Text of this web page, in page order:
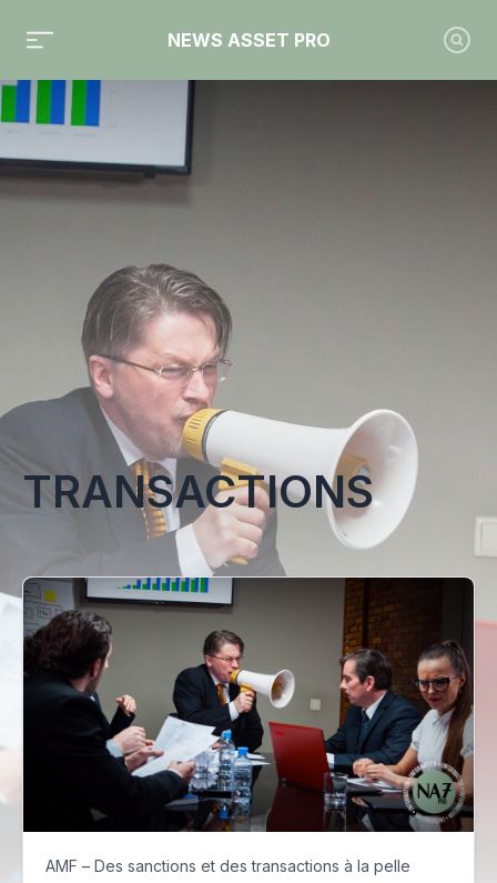
NEWS ASSET PRO
Toute l'actualité sur le tag "transactions"
TRANSACTIONS
AMF – Des sanctions et des transactions à la pelle